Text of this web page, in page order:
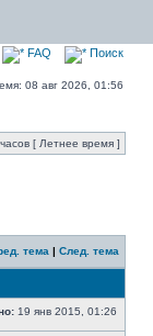
FAQ Поиск
08 авг 2026, 01:56
[ Летнее время ]
тема | След. тема
19 янв 2015, 01:26